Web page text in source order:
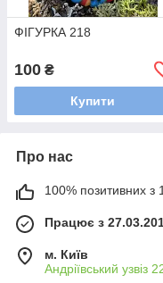
ФІГУРКА 218
100 ₴
Купити
Про нас
100% позитивних з
Працює з
м. Київ
Андріївський узвіз